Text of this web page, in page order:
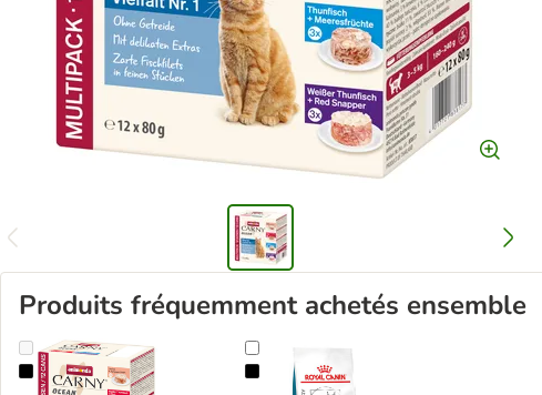
Produits fréquemment achetés ensemble
Lot animonda Carny Ocean 12 x 80 gRoyal Canin Veterinary Hypoallergenic